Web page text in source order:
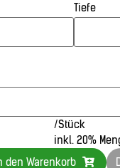
/Stück
inkl. 20%
Tiefe
den Warenkorb